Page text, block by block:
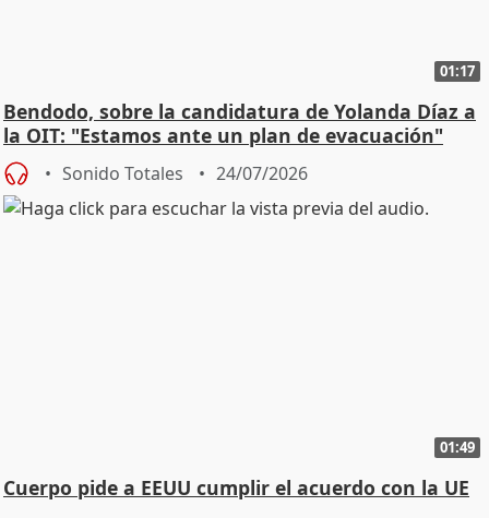
01:17
Bendodo, sobre la candidatura de Yolanda Díaz a
la OIT: "Estamos ante un plan de evacuación"
Sonido Totales 24/07/2026
01:49
Cuerpo pide a EEUU cumplir el acuerdo con la UE